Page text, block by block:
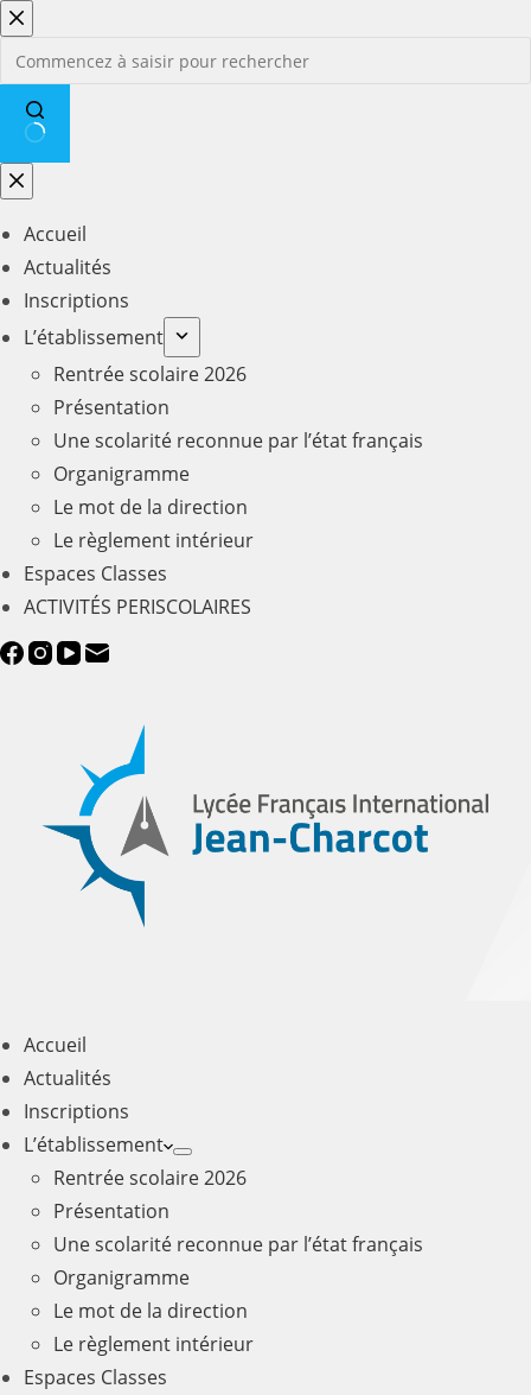
Passer
au
contenu
Aucun
résultat
Accueil
Actualités
Inscriptions
L’établissement
Rentrée scolaire 2026
Présentation
Une scolarité reconnue par l’état français
Organigramme
Le mot de la direction
Le règlement intérieur
Espaces Classes
ACTIVITÉS PERISCOLAIRES
Accueil
Actualités
Inscriptions
L’établissement
Rentrée scolaire 2026
Présentation
Une scolarité reconnue par l’état français
Organigramme
Le mot de la direction
Le règlement intérieur
Espaces Classes